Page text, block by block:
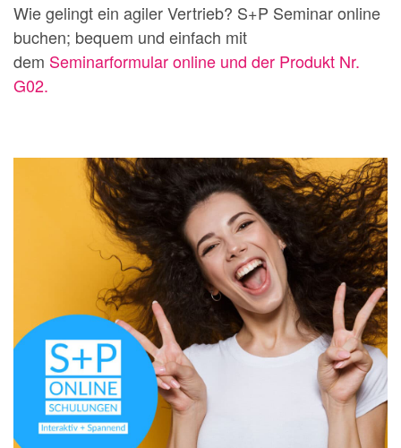
Wie gelingt ein agiler Vertrieb? S+P Seminar online
buchen; bequem und einfach mit
dem Seminarformular online und der Produkt Nr.
G02.